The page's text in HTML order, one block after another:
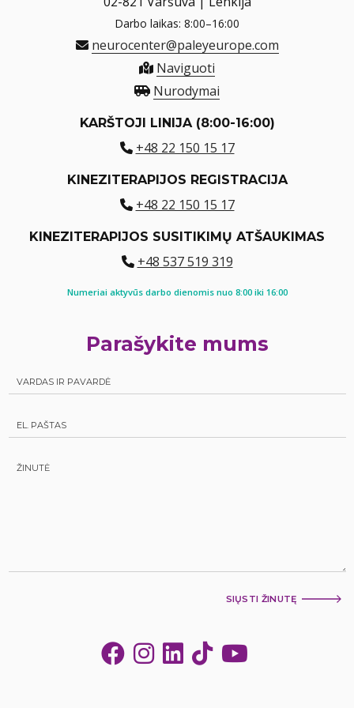
Darbo laikas: 8:00–16:00
neurocenter@paleyeurope.com
Naviguoti
Nurodymai
KARŠTOJI LINIJA (8:00-16:00)
+48 22 150 15 17
KINEZITERAPIJOS REGISTRACIJA
+48 22 150 15 17
KINEZITERAPIJOS SUSITIKIMŲ ATŠAUKIMAS
+48 537 519 319
Numeriai aktyvūs darbo dienomis nuo 8:00 iki 16:00
Parašykite mums
SIŲSTI ŽINUTĘ